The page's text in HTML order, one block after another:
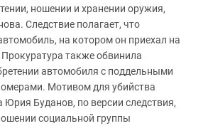
ношении и хранении оружия,
Следствие полагает, что
на котором он приехал на
Прокуратура также обвинила
автомобиля с поддельными
Мотивом для убийства
Буданов, по версии следствия,
социальной группы